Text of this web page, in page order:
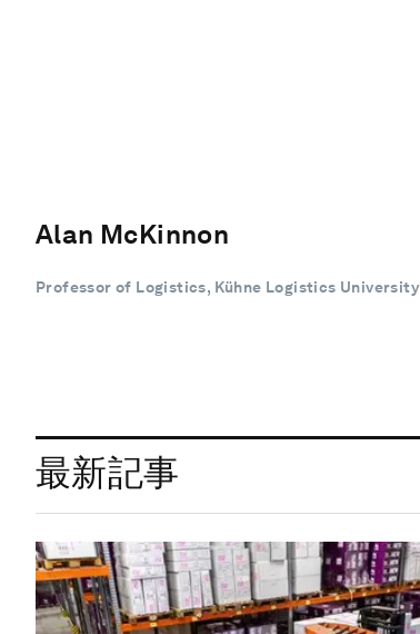
Alan McKinnon
Professor of Logistics, Kühne Logistics University
最新記事